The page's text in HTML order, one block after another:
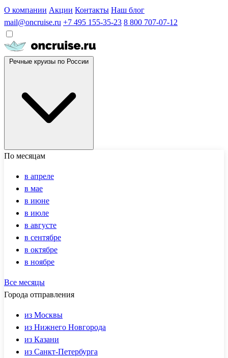
О компании Акции Контакты Наш блог
mail@oncruise.ru +7 495 155-35-23 8 800 707-07-12
По месяцам
в апреле
в мае
в июне
в июле
в августе
в сентябре
в октябре
в ноябре
Все месяцы
Города отправления
из Москвы
из Нижнего Новгорода
из Казани
из Санкт-Петербурга